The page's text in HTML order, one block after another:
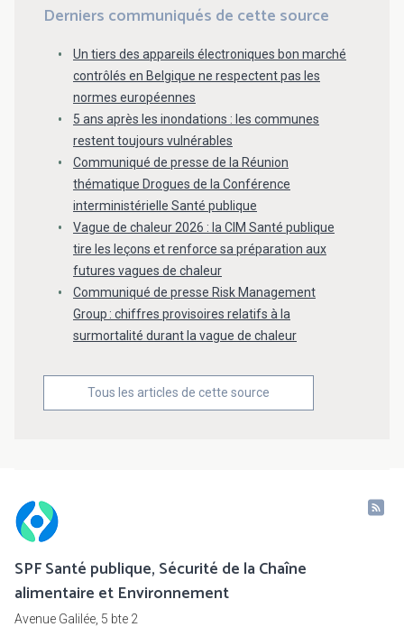
Derniers communiqués de cette source
Un tiers des appareils électroniques bon marché
contrôlés en Belgique ne respectent pas les
normes européennes
5 ans après les inondations : les communes
restent toujours vulnérables
Communiqué de presse de la Réunion
thématique Drogues de la Conférence
interministérielle Santé publique
Vague de chaleur 2026 : la CIM Santé publique
tire les leçons et renforce sa préparation aux
futures vagues de chaleur
Communiqué de presse Risk Management
Group : chiffres provisoires relatifs à la
surmortalité durant la vague de chaleur
Tous les articles de cette source
SPF Santé publique, Sécurité de la Chaîne
alimentaire et Environnement
Avenue Galilée, 5 bte 2